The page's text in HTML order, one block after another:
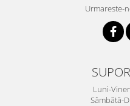
Urmareste-
Luni-
Sâmbătă-